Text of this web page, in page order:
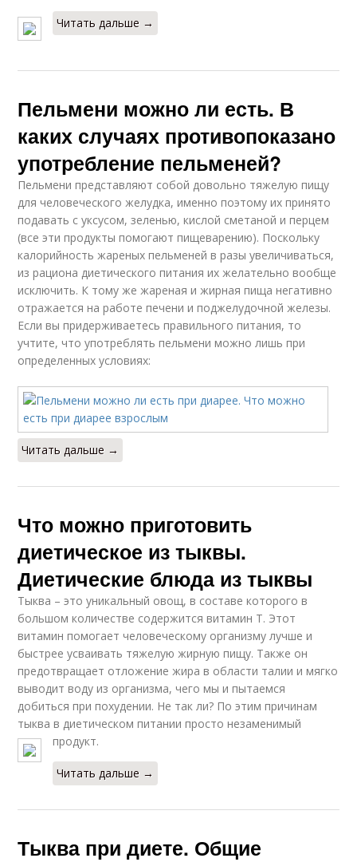
Читать дальше →
Пельмени можно ли есть. В
каких случаях противопоказано
употребление пельменей?
Пельмени представляют собой довольно тяжелую пищу
для человеческого желудка, именно поэтому их принято
подавать с уксусом, зеленью, кислой сметаной и перцем
(все эти продукты помогают пищеварению). Поскольку
калорийность жареных пельменей в разы увеличиваться,
из рациона диетического питания их желательно вообще
исключить. К тому же жареная и жирная пища негативно
отражается на работе печени и поджелудочной железы.
Если вы придерживаетесь правильного питания, то
учтите, что употреблять пельмени можно лишь при
определенных условиях:
Читать дальше →
Что можно приготовить
диетическое из тыквы.
Диетические блюда из тыквы
Тыква – это уникальный овощ, в составе которого в
большом количестве содержится витамин Т. Этот
витамин помогает человеческому организму лучше и
быстрее усваивать тяжелую жирную пищу. Также он
предотвращает отложение жира в области талии и мягко
выводит воду из организма, чего мы и пытаемся
добиться при похудении. Не так ли? По этим причинам
тыква в диетическом питании просто незаменимый
продукт.
Читать дальше →
Тыква при диете. Общие